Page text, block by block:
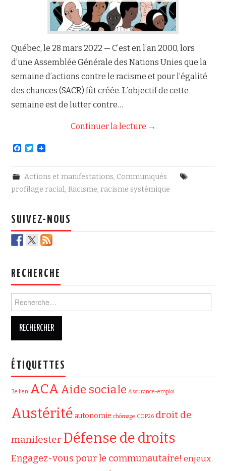
Québec, le 28 mars 2022 — C’est en l’an 2000, lors
d’une Assemblée Générale des Nations Unies que la
semaine d’actions contre le racisme et pour l’égalité
des chances (SACR) fût créée. L’objectif de cette
semaine est de lutter contre…
Continuer la lecture →
F
c
b
o
T
i
t
t
e
Actions et manifestations, Communiqués
profilage racial,Racisme,racisme systémique
SUIVEZ-NOUS
RECHERCHE
ÉTIQUETTES
3e lien ACAAide sociale Assurance-emploi
Austérité autonomie chômage COP26 droit de
manifester Défense de droits
Engagez-vous pour le communautaire! enjeux